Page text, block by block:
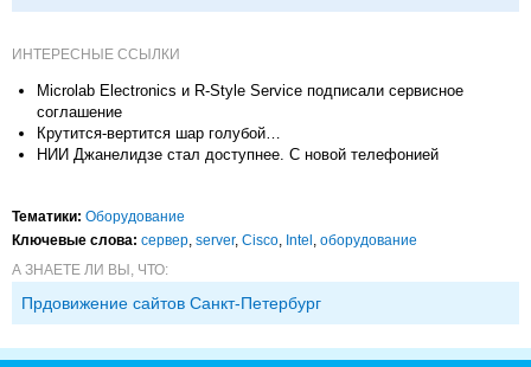
ИНТЕРЕСНЫЕ ССЫЛКИ
Microlab Electronics и R-Style Service подписали сервисное
соглашение
Крутится-вертится шар голубой…
НИИ Джанелидзе стал доступнее. С новой телефонией
Тематики: Оборудование
Ключевые слова: сервер server, Cisco Intel оборудование
А ЗНАЕТЕ ЛИ ВЫ, ЧТО:
Прдовижение сайтов Санкт-Петербург